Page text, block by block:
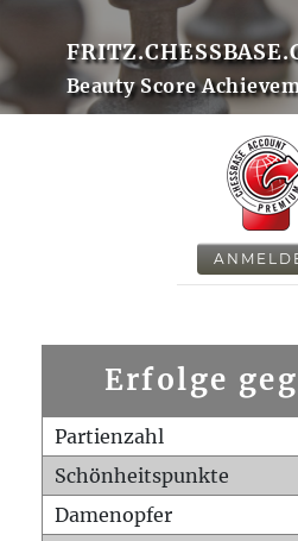
Beauty Score
Erfolge
Partienzahl
Schönheitspunkte
Damenopfer